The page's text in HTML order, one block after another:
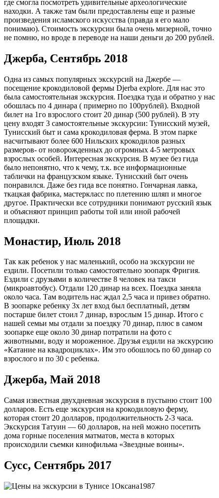
где смогла посмотреть удивительные археологические
находки. А также там были предоставлены еще и разные
произведения исламского искусства (правда я его мало
понимаю). Стоимость экскурсии была очень мизерной, точно
не помню, но вроде в переводе на наши деньги до 200 рублей.
Джерба, Сентябрь 2018
Одна из самых популярных экскурсий на Джербе —
посещение крокодиловой фермы Djerba explore. Для нас это
была самостоятельная экскурсия. Поездка туда и обратно у нас
обошлась по 4 динара ( примерно по 100рублей). Входной
билет на 1го взрослого стоит 20 динар (500 рублей). В эту
цену входят 3 самостоятельные экскурсии: Тунисский музей,
Тунисский быт и сама крокодиловая ферма. В этом парке
насчитывают более 600 Нильских крокодилов разных
размеров- от новорожденных до огромных 4-5 метровых
взрослых особей. Интересная экскурсия. В музее без гида
было непонятно, что к чему, т.к. все информационные
таблички на французском языке. Тунисский быт очень
понравился. Даже без гида все понятно. Гончарная лавка,
ткацкая фабрика, мастеркласс по плетению шляп и многое
другое. Практически все сотрудники понимают русский язык
и объясняют принцип работы той или иной рабочей
площадки.
Монастир, Июль 2018
Так как ребенок у нас маленький, особо на экскурсии не
ездили. Посетили только самостоятельно зоопарк Фригия.
Ездили с друзьями в количестве 8 человек на такси
(микроавтобус). Отдали 120 динар на всех. Поездка заняла
около часа. Там водитель нас ждал 2,5 часа и привез обратно.
В зоопарке ребенку 3х лет вход был бесплатный, детям
постарше билет стоил 7 динар, взрослым 15 динар. Итого с
нашей семьи мы отдали за поездку 70 динар, плюс в самом
зоопарке еще около 30 динар потратили на фото с
животными, воду и мороженное. Друзья ездили на экскурсию
«Катание на квадроциклах». Им это обошлось по 60 динар со
взрослого и по 30 с ребенка.
Джерба, Май 2018
Самая известная двухдневная экскурсия в пустыню стоит 100
долларов. Есть еще экскурсия на крокодиловую ферму,
которая стоит 20 долларов, продолжительность 2-3 часа.
Экскурсия Татуин — 60 долларов, на ней можно посетить
дома горные поселения матматов, места в которых
происходили съемки кинофильма «Звездные воины».
Сусс, Сентябрь 2017
Оксана1987